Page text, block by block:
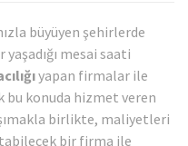
büyüyen şehirlerde
mesai saati
yapan firmalar ile
bu konuda hizmet veren
birlikte, maliyetleri
bir firma ile